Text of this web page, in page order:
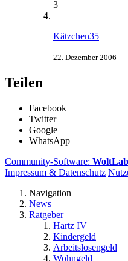
3
Kätzchen35
22. Dezember 2006
Teilen
Facebook
Twitter
Google+
WhatsApp
Community-Software:
Impressum & Datenschutz
Navigation
News
Ratgeber
Hartz IV
Kindergeld
Arbeitslosengeld
Wohngeld